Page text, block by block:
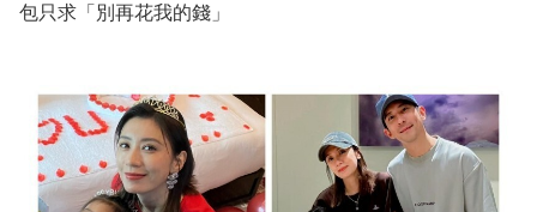
包只求「別再花我的錢」